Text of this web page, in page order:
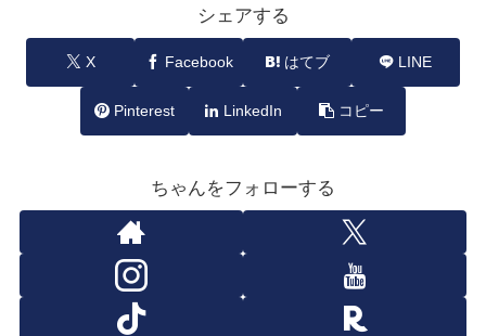
シェアする
X Facebook はてブ LINE
Pinterest LinkedIn コピー
ちゃんをフォローする